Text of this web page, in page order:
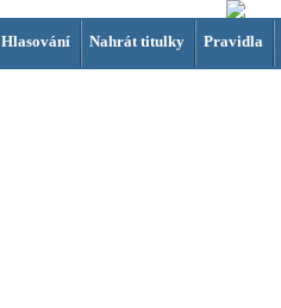
Hlasování Nahrát titulky Pravidla